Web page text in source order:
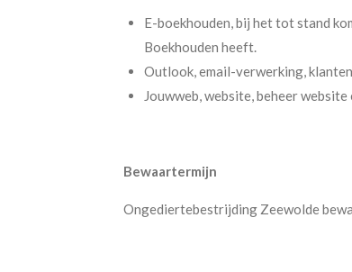
E-boekhouden, bij het tot stand
Boekhouden heeft.
Outlook, email-verwerking,
Jouwweb, website, beheer
Bewaartermijn
Ongediertebestrijding Zeewolde